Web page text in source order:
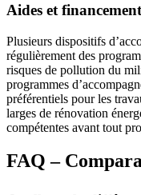
Aides et
Plusieurs dispositifs
régulièrement des
risques de pollution du
programmes
préférentiels pour les
larges de rénovation
compétentes avant tout
FAQ –